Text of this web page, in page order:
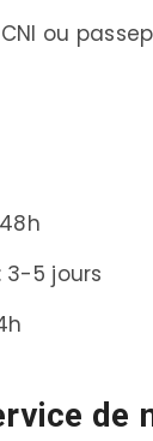
ou
5 jours
de